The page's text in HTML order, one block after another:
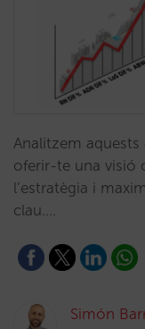
Analitzem
oferir-te una visió
l’estratègia i
clau.…
Simón